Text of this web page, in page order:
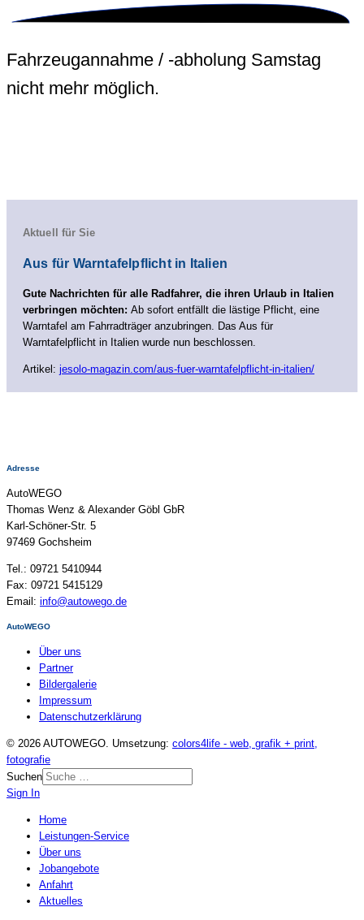
Fahrzeugannahme / -abholung Samstag
nicht mehr möglich.
Aktuell für Sie
Aus für Warntafelpflicht in Italien
Gute Nachrichten für alle Radfahrer, die ihren Urlaub in Italien
verbringen möchten: Ab sofort entfällt die lästige Pflicht, eine
Warntafel am Fahrradträger anzubringen. Das Aus für
Warntafelpflicht in Italien wurde nun beschlossen.
Artikel: jesolo-magazin.com/aus-fuer-warntafelpflicht-in-italien/
Adresse
AutoWEGO
Thomas Wenz & Alexander Göbl GbR
Karl-Schöner-Str. 5
97469 Gochsheim
Tel.: 09721 5410944
Fax: 09721 5415129
Email: info@autowego.de
AutoWEGO
Über uns
Partner
Bildergalerie
Impressum
Datenschutzerklärung
© 2026 AUTOWEGO. Umsetzung: colors4life - web, grafik + print,
fotografie
Suchen
Sign In
Home
Leistungen-Service
Über uns
Jobangebote
Anfahrt
Aktuelles